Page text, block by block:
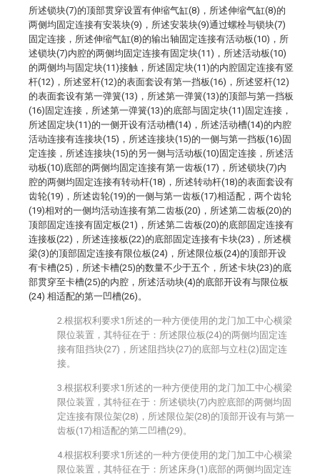
所述锁块(7)的顶部贯穿设置有伸缩气缸(8)，所述伸缩气缸(8)的
两侧均固定连接有安装块(9)，所述安装块(9)通过螺栓与锁块(7)
固定连接，所述伸缩气缸(8)的输出轴固定连接有活动板(10)，所
述锁块(7)内腔的两侧均固定连接有固定块(11)，所述活动板(10)
的两侧均与固定块(11)接触，所述固定块(11)的内腔固定连接有竖
杆(12)，所述竖杆(12)的表面套设有第一挡板(16)，所述竖杆(12)
的表面套设有第一弹簧(13)，所述第一弹簧(13)的顶部与第一挡板
(16)固定连接，所述第一弹簧(13)的底部与固定块(11)固定连接，
所述固定块(11)的一侧开设有活动槽(14)，所述活动槽(14)的内腔
活动连接有连接块(15)，所述连接块(15)的一侧与第一挡板(16)固
定连接，所述连接块(15)的另一侧与活动板(10)固定连接，所述活
动板(10)底部的两侧均固定连接有第一齿板(17)，所述锁块(7)内
腔的两侧均固定连接有转动杆(18)，所述转动杆(18)的表面套设有
齿轮(19)，所述齿轮(19)的一侧与第一齿板(17)相适配，两个齿轮
(19)相对的一侧均活动连接有第二齿板(20)，所述第二齿板(20)的
顶部固定连接有固定板(21)，所述第二齿板(20)的底部固定连接有
连接板(22)，所述连接板(22)的底部固定连接有卡块(23)，所述横
梁(3)的顶部固定连接有限位板(24)，所述限位板(24)的顶部开设
有卡槽(25)，所述卡槽(25)的数量不少于五个，所述卡块(23)的底
部贯穿至卡槽(25)的内腔，所述活动块(4)的底部开设有与限位板
(24) 相适配的第一凹槽(26)。
2.根据权利要求1所述的一种方便使用的龙门加工中心横梁
限位装置，其特征在于：所述限位板(24)的两侧均固定连
接有阻挡块(27)，所述阻挡块(27)的底部与立柱(2)固定连
接。
3.根据权利要求1所述的一种方便使用的龙门加工中心横梁
限位装置，其特征在于：所述锁块(7)内腔底部的两侧均固
定连接有限位架(28)，所述限位架(28)的顶部开设有与第一
齿板(17)相适配的第二凹槽(29)。
4.根据权利要求1所述的一种方便使用的龙门加工中心横梁
限位装置，其特征在于：所述床身(1)底部的两侧均固定连